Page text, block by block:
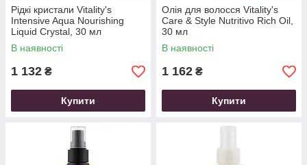
Рідкі кристали Vitality's
Intensive Aqua Nourishing
Liquid Crystal, 30 мл
В наявності
1 132 ₴
Купити
Олія для волосся Vitality's
Care & Style Nutritivo Rich Oil,
30 мл
В наявності
1 162 ₴
Купити